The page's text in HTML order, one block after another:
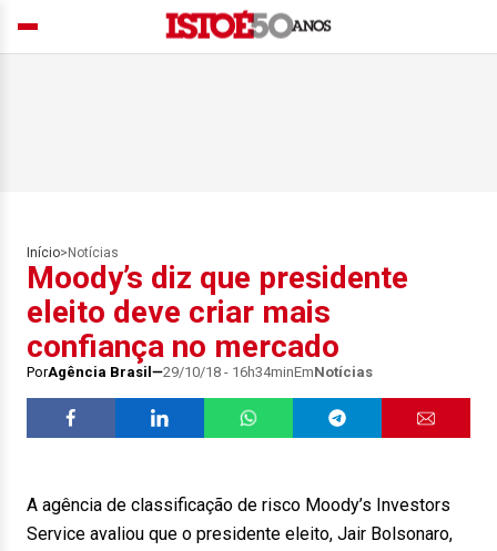
Início> Notícias
Moody’s diz que presidente
eleito deve criar mais
confiança no mercado
PorAgência Brasil 29/10/18 - 16h34minEmNotícias
A agência de classificação de risco Moody’s Investors
Service avaliou que o presidente eleito, Jair Bolsonaro,